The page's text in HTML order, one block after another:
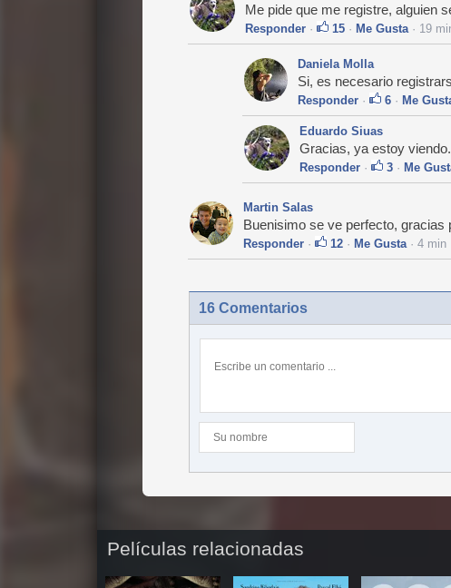
Me pide que me registre, alguien
Responder· 15· Me Gusta· 19
Daniela Molla
Si, es necesario
Responder· 6· Me
Eduardo Siuas
Gracias, ya estoy viendo.
Responder· 3· Me
Martin Salas
Buenisimo se ve perfecto, gracias
Responder· 12· Me Gusta· 4 min
16 Comentarios
Películas relacionadas